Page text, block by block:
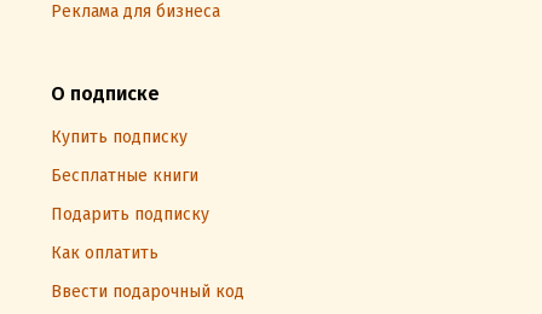
Реклама для бизнеса
О подписке
Купить подписку
Бесплатные книги
Подарить подписку
Как оплатить
Ввести подарочный код